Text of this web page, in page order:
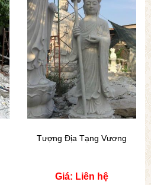
Tượng Địa Tạng Vương
Giá: Liên hệ